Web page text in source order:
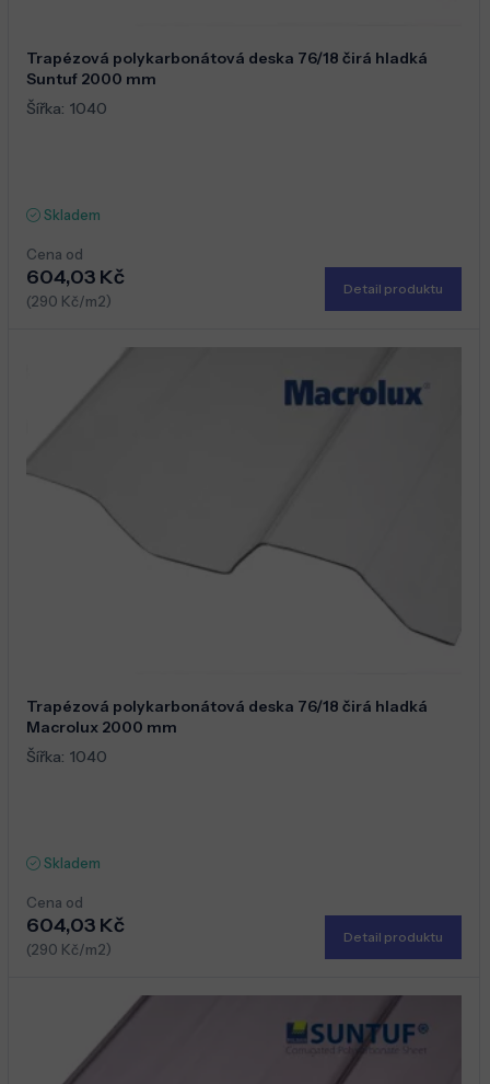
Trapézová polykarbonátová deska 76/18 čirá hladká
Suntuf 2000 mm
Šířka: 1040
Skladem
Cena od
604,03 Kč
(290 Kč/m2)
Detail produktu
Trapézová polykarbonátová deska 76/18 čirá hladká
Macrolux 2000 mm
Šířka: 1040
Skladem
Cena od
604,03 Kč
(290 Kč/m2)
Detail produktu